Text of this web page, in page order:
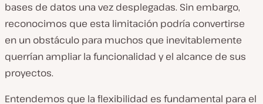
bases de datos una vez desplegadas. Sin embargo,
reconocimos que esta limitación podría convertirse
en un obstáculo para muchos que inevitablemente
querrían ampliar la funcionalidad y el alcance de sus
proyectos.
Entendemos que la flexibilidad es fundamental para el